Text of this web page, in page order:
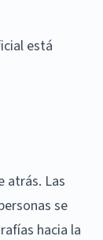
está
atrás. Las
se
hacia la